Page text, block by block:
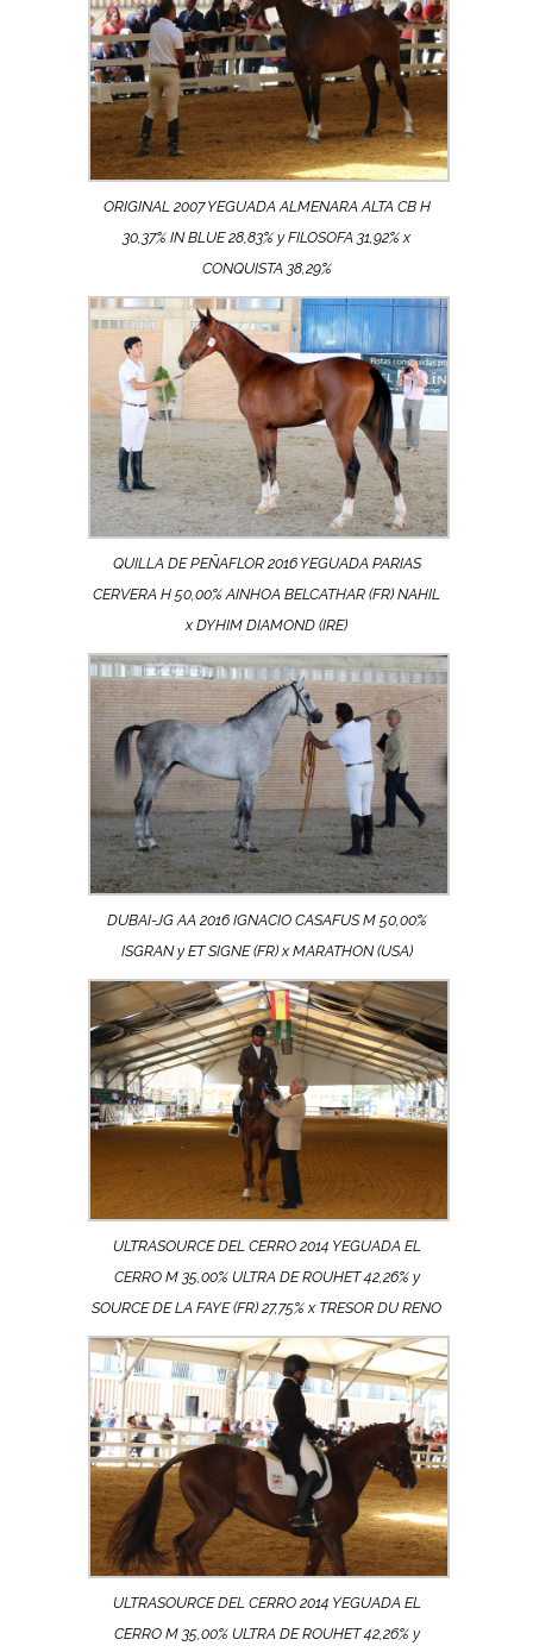
ORIGINAL 2007 YEGUADA ALMENARA ALTA CB H
30,37% IN BLUE 28,83% y FILOSOFA 31,92% x
CONQUISTA 38,29%
QUILLA DE PEÑAFLOR 2016 YEGUADA PARIAS
CERVERA H 50,00% AINHOA BELCATHAR (FR) NAHIL
x DYHIM DIAMOND (IRE)
DUBAI-JG AA 2016 IGNACIO CASAFUS M 50,00%
ISGRAN y ET SIGNE (FR) x MARATHON (USA)
ULTRASOURCE DEL CERRO 2014 YEGUADA EL
CERRO M 35,00% ULTRA DE ROUHET 42,26% y
SOURCE DE LA FAYE (FR) 27,75% x TRESOR DU RENO
ULTRASOURCE DEL CERRO 2014 YEGUADA EL
CERRO M 35,00% ULTRA DE ROUHET 42,26% y